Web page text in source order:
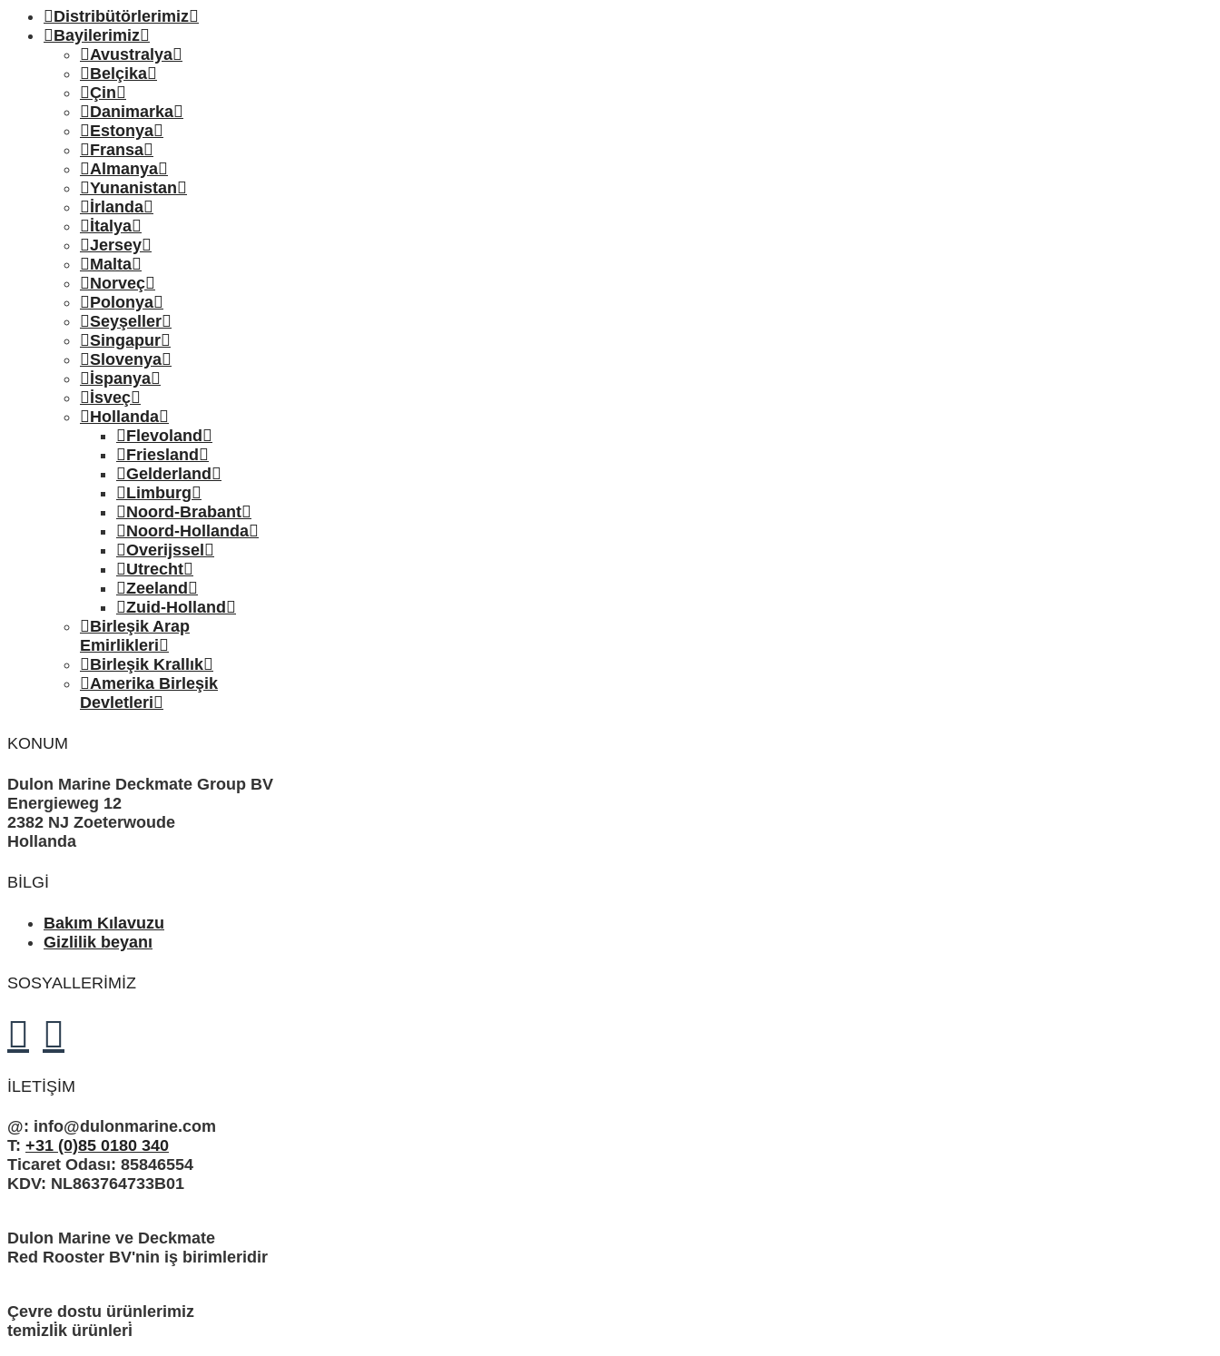
var.
Seçenekler
sayfasından
Distribütörlerimiz
Bayilerimiz
Avustralya
Belçika
Çin
Danimarka
Estonya
Fransa
Almanya
Yunanistan
İrlanda
İtalya
Jersey
Malta
Norveç
Polonya
Seyşeller
Singapur
Slovenya
İspanya
İsveç
Hollanda
Flevoland
Friesland
Gelderland
Limburg
Noord-Brabant
Noord-Hollanda
Overijssel
Utrecht
Zeeland
Zuid-Holland
Birleşik Arap
Emirlikleri
Birleşik Krallık
Amerika Birleşik
Devletleri
KONUM
Dulon Marine Deckmate Group BV
Energieweg 12
2382 NJ Zoeterwoude
Hollanda
BILGI
Bakım Kılavuzu
Gizlilik beyanı
SOSYALLERİMİZ
İLETIŞIM
@: info@dulonmarine.com
T: +31 (0)85 0180 340
Ticaret Odası: 85846554
KDV: NL863764733B01
Dulon Marine ve Deckmate
Red Rooster BV'nin iş birimleridir
Çevre dostu ürünlerimiz
temi̇zli̇k ürünleri̇